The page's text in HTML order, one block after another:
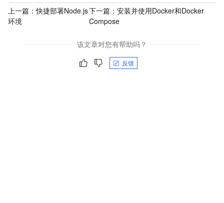
上一篇：快捷部署Node.js
环境
下一篇： 安装并使用Docker和Docker
Compose
该文章对您有帮助吗？
反馈